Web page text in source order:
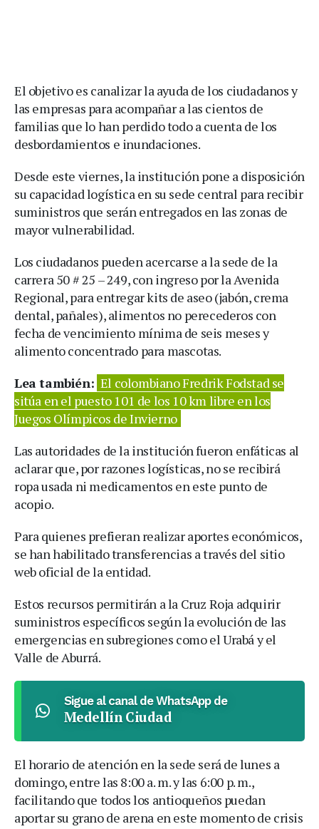
El objetivo es canalizar la ayuda de los ciudadanos y
las empresas para acompañar a las cientos de
familias que lo han perdido todo a cuenta de los
desbordamientos e inundaciones.
Desde este viernes, la institución pone a disposición
su capacidad logística en su sede central para recibir
suministros que serán entregados en las zonas de
mayor vulnerabilidad.
Los ciudadanos pueden acercarse a la sede de la
carrera 50 # 25 – 249, con ingreso por la Avenida
Regional, para entregar kits de aseo (jabón, crema
dental, pañales), alimentos no perecederos con
fecha de vencimiento mínima de seis meses y
alimento concentrado para mascotas.
Lea también: El colombiano Fredrik Fodstad se
sitúa en el puesto 101 de los 10 km libre en los
Juegos Olímpicos de Invierno
Las autoridades de la institución fueron enfáticas al
aclarar que, por razones logísticas, no se recibirá
ropa usada ni medicamentos en este punto de
acopio.
Para quienes prefieran realizar aportes económicos,
se han habilitado transferencias a través del sitio
web oficial de la entidad.
Estos recursos permitirán a la Cruz Roja adquirir
suministros específicos según la evolución de las
emergencias en subregiones como el Urabá y el
Valle de Aburrá.
Sigue al canal de WhatsApp de
Medellín Ciudad
El horario de atención en la sede será de lunes a
domingo, entre las 8:00 a. m. y las 6:00 p. m.,
facilitando que todos los antioqueños puedan
aportar su grano de arena en este momento de crisis